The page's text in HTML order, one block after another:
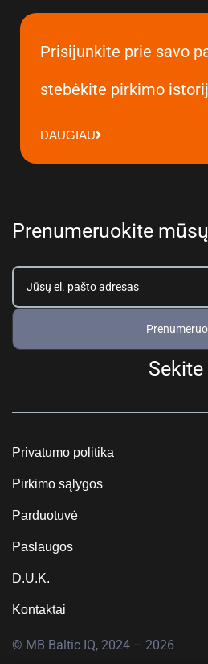
Prisijunkite prie savo
stebėkite pirkimo
DAUGIAU
Prenumeruokite
Privatumo politika
Pirkimo sąlygos
Parduotuvė
Paslaugos
D.U.K.
Kontaktai
© MB Baltic IQ, 2024 – 2026